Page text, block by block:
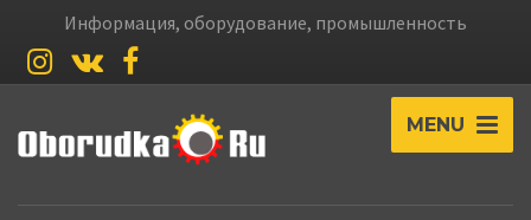
Информация, оборудование, промышленность
MENU